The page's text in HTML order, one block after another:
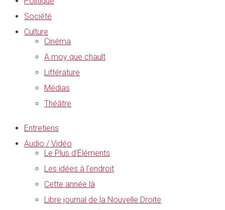
Société
Culture
Cinéma
A moy que chault
Littérature
Médias
Théâtre
Entretiens
Audio / Vidéo
Le Plus d’Éléments
Les idées à l’endroit
Cette année là
Libre journal de la Nouvelle Droite